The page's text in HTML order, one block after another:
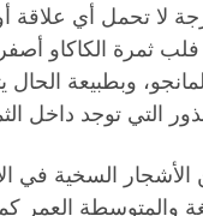
لا تحمل أي علاقة
فلب ثمرة الكاكاو
وبطبيعة الحال
التي توجد داخل
السخية في
والمتوسطة العمر